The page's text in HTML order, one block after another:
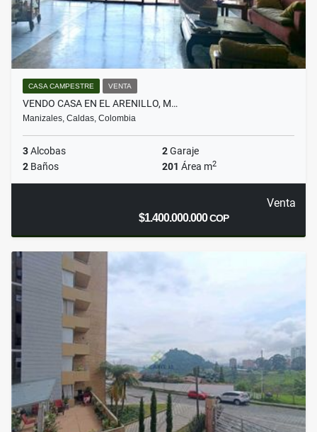
CASA CAMPESTRE VENTA
VENDO CASA EN EL ARENILLO, M…
Manizales, Caldas, Colombia
3Alcobas 2Garaje
2 Baños 201 Área m2
Venta
$1.400.000.000COP